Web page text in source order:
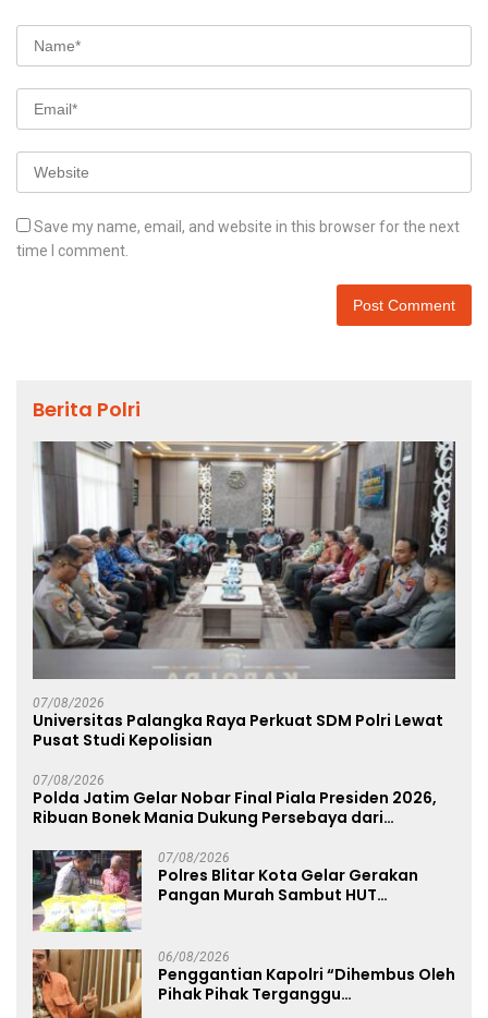
Save my name, email, and website in this browser for the next
time I comment.
Berita Polri
07/08/2026
Universitas Palangka Raya Perkuat SDM Polri Lewat
Pusat Studi Kepolisian
07/08/2026
Polda Jatim Gelar Nobar Final Piala Presiden 2026,
Ribuan Bonek Mania Dukung Persebaya dari
07/08/2026
Polres Blitar Kota Gelar Gerakan
Pangan Murah Sambut HUT
06/08/2026
Penggantian Kapolri “Dihembus Oleh
Pihak Pihak Terganggu